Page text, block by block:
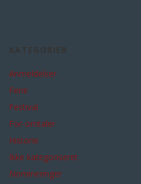
Anmeldelser
Ferie
Festival
For-omtaler
Historie
Ikke kategoriseret
Nomineringer